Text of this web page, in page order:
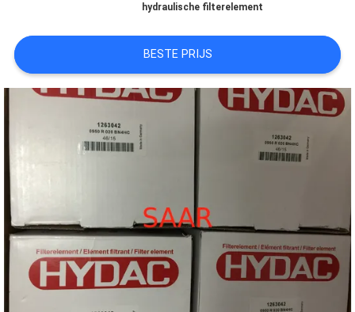
PRIVACY
POLICY
hydraulische filterelement
BESTE PRIJS